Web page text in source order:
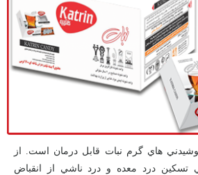
نوشيدني هاي گرم نبات قابل درمان است. از
تسكين درد معده و درد ناشي از انقباض